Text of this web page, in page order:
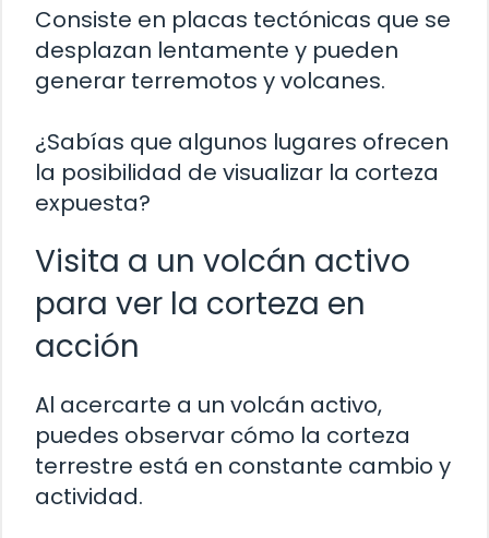
Consiste en placas tectónicas que se
desplazan lentamente y pueden
generar terremotos y volcanes.
¿Sabías que algunos lugares ofrecen
la posibilidad de visualizar la corteza
expuesta?
Visita a un volcán activo
para ver la corteza en
acción
Al acercarte a un volcán activo,
puedes observar cómo la corteza
terrestre está en constante cambio y
actividad.